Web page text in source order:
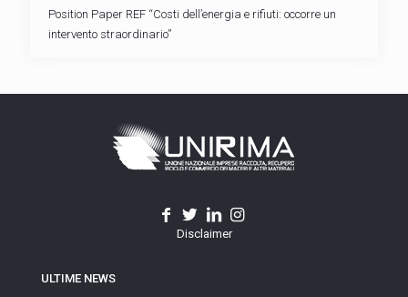
Position Paper REF “Costi dell’energia e rifiuti: occorre un
intervento straordinario”
Disclaimer
ULTIME NEWS